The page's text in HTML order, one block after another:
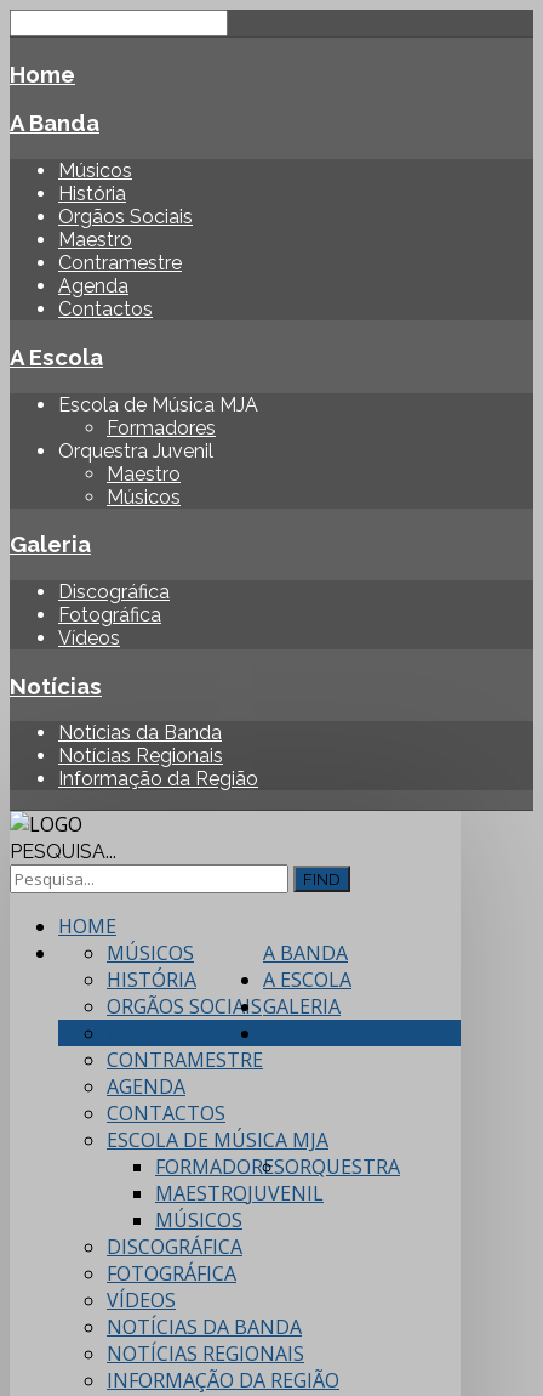
Home
A Banda
Músicos
História
Orgãos Sociais
Maestro
Contramestre
Agenda
Contactos
A Escola
Escola de Música MJA
Formadores
Orquestra Juvenil
Maestro
Músicos
Galeria
Discográfica
Fotográfica
Vídeos
Notícias
Notícias da Banda
Notícias Regionais
Informação da Região
PESQUISA...
FIND
HOME
A BANDA
MÚSICOS
HISTÓRIA
ORGÃOS SOCIAIS
CONTRAMESTRE
AGENDA
CONTACTOS
A ESCOLA
ESCOLA DE MÚSICA MJA
FORMADORESORQUESTRA
JUVENIL
MAESTRO
MÚSICOS
GALERIA
DISCOGRÁFICA
FOTOGRÁFICA
VÍDEOS
NOTÍCIAS DA BANDA
NOTÍCIAS REGIONAIS
INFORMAÇÃO DA REGIÃO